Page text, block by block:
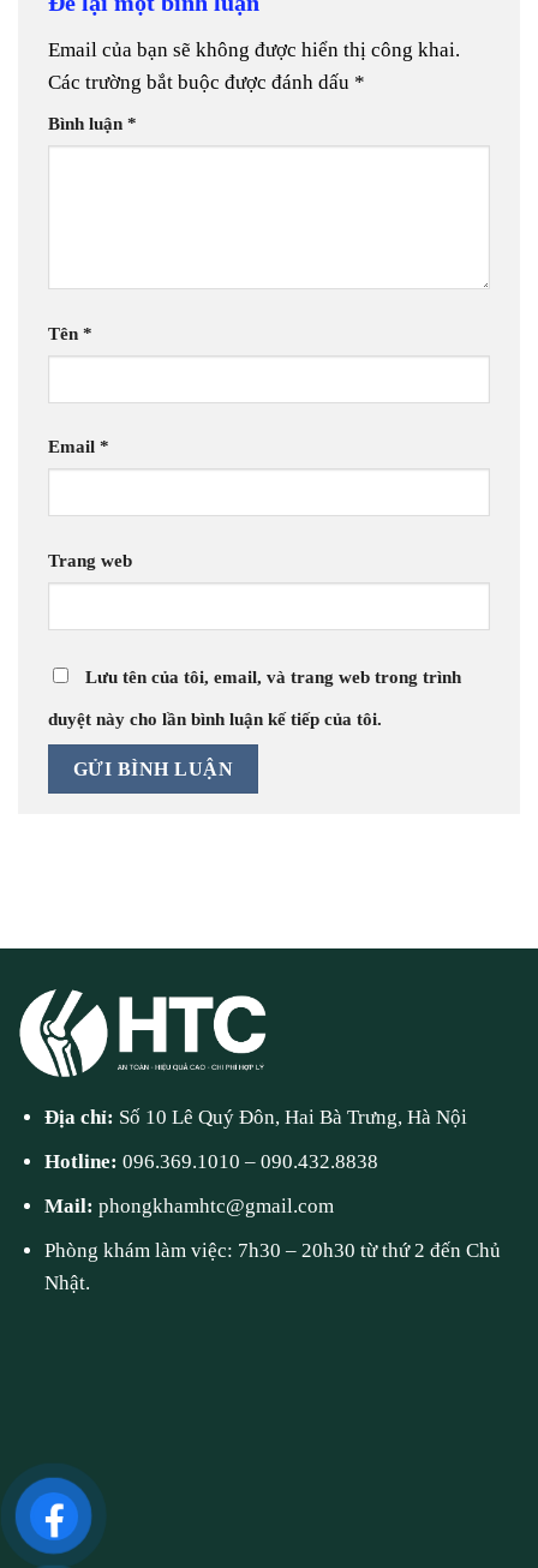
Email của bạn sẽ không được hiển thị công khai.
Các trường bắt buộc được đánh dấu *
Bình luận *
Tên *
Email *
Trang web
Lưu tên của tôi, email, và trang web trong trình
duyệt này cho lần bình luận kế tiếp của tôi.
Địa chỉ: Số 10 Lê Quý Đôn, Hai Bà Trưng, Hà Nội
Hotline:096.369.1010 –090.432.8838
Mail:phongkhamhtc@gmail.com
Phòng khám làm việc: 7h30 – 20h30 từ thứ 2 đến Chủ
Nhật.